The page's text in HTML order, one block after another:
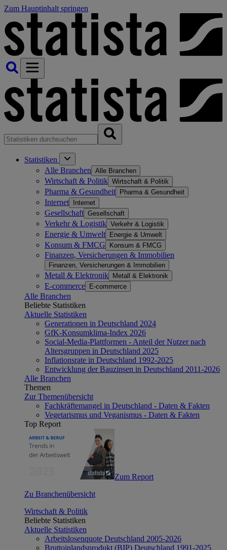
Zum Hauptinhalt springen
Statistiken
Alle Branchen Alle Branchen
Wirtschaft & Politik Wirtschaft & Politik
Pharma & Gesundheit Pharma & Gesundheit
Internet Internet
Gesellschaft Gesellschaft
Verkehr & Logistik Verkehr & Logistik
Energie & Umwelt Energie & Umwelt
Konsum & FMCG Konsum & FMCG
Finanzen, Versicherungen & Immobilien
Finanzen, Versicherungen & Immobilien
Metall & Elektronik Metall & Elektronik
E-commerce E-commerce
Alle Branchen
Beliebte Statistiken
Aktuelle Statistiken
Generationen in Deutschland 2024
GfK-Konsumklima-Index 2026
Social-Media-Plattformen - Anteil der Nutzer nach
Altersgruppen in Deutschland 2025
Inflationsrate in Deutschland 1992-2025
Entwicklung der Bauzinsen in Deutschland 2011-2026
Alle Branchen
Themen
Zur Themenübersicht
Fachkräftemangel in Deutschland - Daten & Fakten
Vegetarismus und Veganismus - Daten & Fakten
Top Report
Zum Report
Zu Branchenübersicht
Wirtschaft & Politik
Beliebte Statistiken
Aktuelle Statistiken
Arbeitslosenquote Deutschland 2005-2026
Bruttoinlandsprodukt (BIP) Deutschland 1991-2025